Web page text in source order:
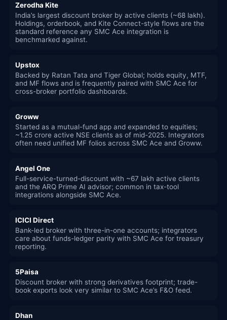
Zerodha Kite
India’s largest discount broker by active clients (~68 lakh).
Holdings, orderbook, and Kite Connect-style flows are the
standard reference any SMC Ace integration is
benchmarked against.
Upstox
Backed by Ratan Tata and Tiger Global; holds equity, MTF,
and MF flows and is frequently paired with SMC Ace for
cross-broker portfolio dashboards.
Groww
Started as a mutual-fund app and expanded to equities;
~1.25 crore active NSE clients as of mid-2025. Integrators
often need unified MF folios across SMC Ace and Groww.
Angel One
Full-service-turned-discount with ~67 lakh active clients
and the ARQ Prime AI advisor; common in tax-tool
integrations alongside SMC Ace.
ICICI Direct
Bank-led broker with three-in-one accounts; integrators
care about funds-ledger parity with SMC Ace for treasury
reporting.
5Paisa
Discount broker with strong derivatives footprint; trade-
book exports look very similar to SMC Ace’s F&O feed.
Dhan